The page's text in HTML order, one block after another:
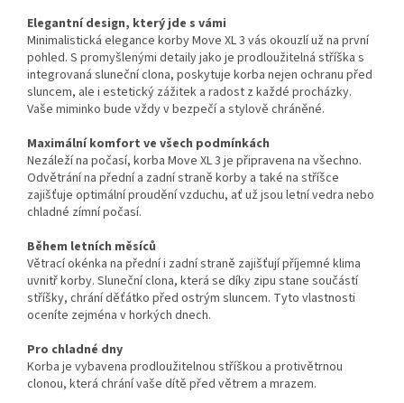
Elegantní design, který jde s vámi
Minimalistická elegance korby Move XL 3 vás okouzlí už na první
pohled. S promyšlenými detaily jako je prodloužitelná stříška s
integrovaná sluneční clona, poskytuje korba nejen ochranu před
sluncem, ale i estetický zážitek a radost z každé procházky.
Vaše miminko bude vždy v bezpečí a stylově chráněné.
Maximální komfort ve všech podmínkách
Nezáleží na počasí, korba Move XL 3 je připravena na všechno.
Odvětrání na přední a zadní straně korby a také na stříšce
zajišťuje optimální proudění vzduchu, ať už jsou letní vedra nebo
chladné zímní počasí.
Během letních měsíců
Větrací okénka na přední i zadní straně zajišťují příjemné klima
uvnitř korby. Sluneční clona, která se díky zipu stane součástí
stříšky, chrání děťátko před ostrým sluncem. Tyto vlastnosti
oceníte zejména v horkých dnech.
Pro chladné dny
Korba je vybavena prodloužitelnou stříškou a protivětrnou
clonou, která chrání vaše dítě před větrem a mrazem.